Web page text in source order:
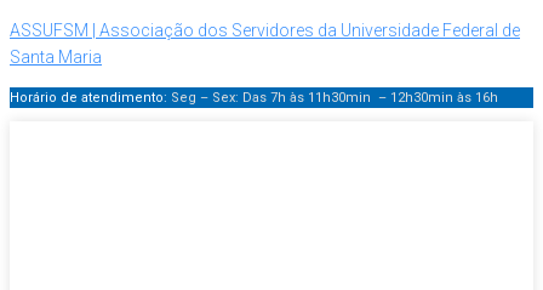
ASSUFSM | Associação dos Servidores da Universidade Federal de
Santa Maria
Horário de atendimento: Seg – Sex: Das 7h às 11h30min – 12h30min às 16h